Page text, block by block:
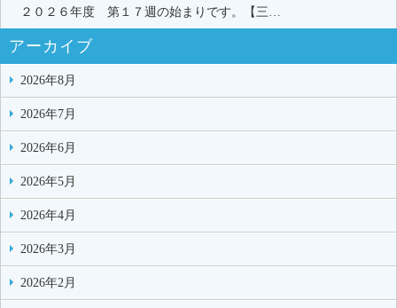
２０２６年度 第１７週の始まりです。【三…
アーカイブ
2026年8月
2026年7月
2026年6月
2026年5月
2026年4月
2026年3月
2026年2月